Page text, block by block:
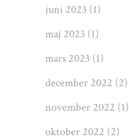
juni 2023 (1)
maj 2023 (1)
mars 2023 (1)
december 2022 (2)
november 2022 (1)
oktober 2022 (2)